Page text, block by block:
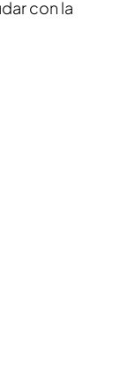
con la